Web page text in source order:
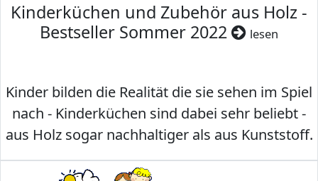
Kinderküchen und Zubehör aus Holz -
Bestseller Sommer 2022
lesen
Kinder bilden die Realität die sie sehen im Spiel
nach - Kinderküchen sind dabei sehr beliebt -
aus Holz sogar nachhaltiger als aus Kunststoff.